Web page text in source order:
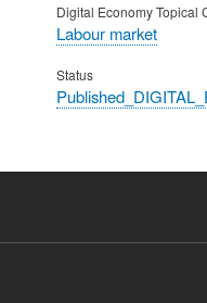
Digital Economy Topical
Labour market
Status